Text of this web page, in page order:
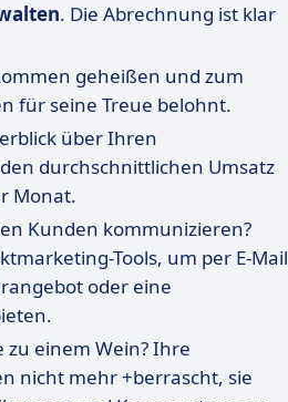
. Die Abrechnung ist klar
geheißen und zum
für seine Treue belohnt.
über Ihren
durchschnittlichen Umsatz
Monat.
Kunden kommunizieren?
Tools, um per E-Mail
oder eine
zu einem Wein? Ihre
nicht mehr +berrascht, sie